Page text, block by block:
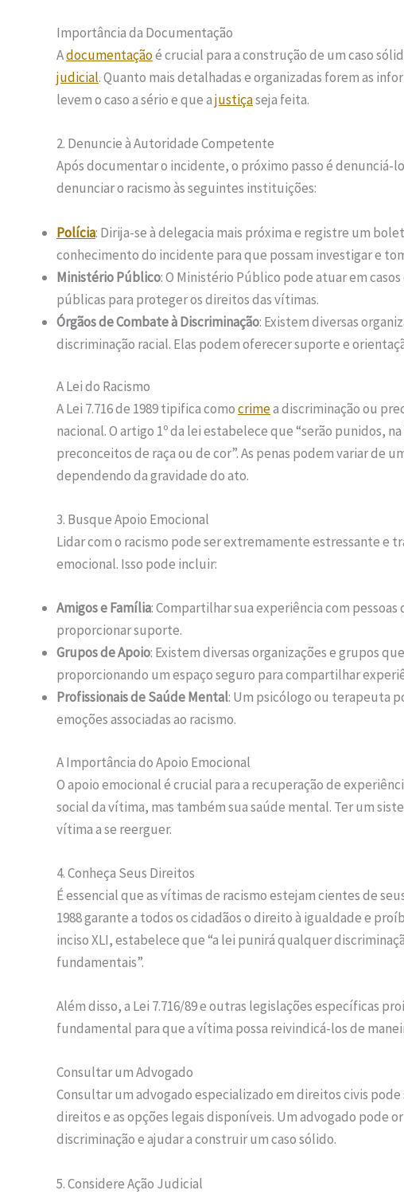
Importância da Documentação
Adocumentaçãoé crucial para a construção de um caso
judicial. Quanto mais detalhadas e organizadas forem as
levem o caso a sério e que ajustiçaseja feita.
2. Denuncie à Autoridade Competente
Após documentar o incidente, o próximo passo é
denunciar o racismo às seguintes instituições:
Polícia: Dirija-se à delegacia mais próxima e registre um
conhecimento do incidente para que possam investigar e
Ministério Público: O Ministério Público pode atuar em
públicas para proteger os direitos das vítimas.
Órgãos de Combate à Discriminação: Existem diversas
discriminação racial. Elas podem oferecer suporte e
A Lei do Racismo
A Lei 7.716 de 1989 tipifica comocrimea discriminação ou
nacional. O artigo 1º da lei estabelece que “serão punidos,
preconceitos de raça ou de cor”. As penas podem variar de
dependendo da gravidade do ato.
3. Busque Apoio Emocional
Lidar com o racismo pode ser extremamente estressante e
emocional. Isso pode incluir:
Amigos e Família: Compartilhar sua experiência com
proporcionar suporte.
Grupos de Apoio: Existem diversas organizações e grupos
proporcionando um espaço seguro para compartilhar
Profissionais de Saúde Mental: Um psicólogo ou terapeuta
emoções associadas ao racismo.
A Importância do Apoio Emocional
O apoio emocional é crucial para a recuperação de
social da vítima, mas também sua saúde mental. Ter um
vítima a se reerguer.
4. Conheça Seus Direitos
É essencial que as vítimas de racismo estejam cientes de
1988 garante a todos os cidadãos o direito à igualdade e
inciso XLI, estabelece que “a lei punirá qualquer
fundamentais”.
Além disso, a Lei 7.716/89 e outras legislações específicas
fundamental para que a vítima possa reivindicá-los de
Consultar um Advogado
Consultar um advogado especializado em direitos civis
direitos e as opções legais disponíveis. Um advogado pode
discriminação e ajudar a construir um caso sólido.
5. Considere Ação Judicial